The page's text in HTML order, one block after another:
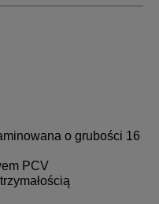
o grubości 16
PCV